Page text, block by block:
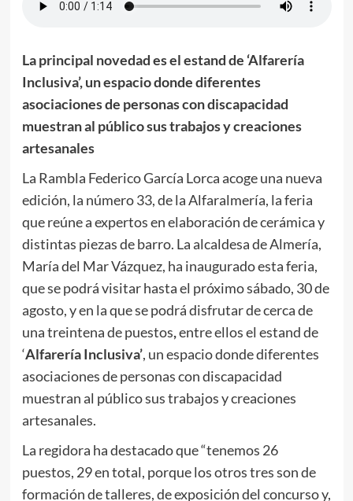
La principal novedad es el estand de ‘Alfarería
Inclusiva’, un espacio donde diferentes
asociaciones de personas con discapacidad
muestran al público sus trabajos y creaciones
artesanales
La Rambla Federico García Lorca acoge una nueva
edición, la número 33, de la Alfaralmería, la feria
que reúne a expertos en elaboración de cerámica y
distintas piezas de barro. La alcaldesa de Almería,
María del Mar Vázquez, ha inaugurado esta feria,
que se podrá visitar hasta el próximo sábado, 30 de
agosto, y en la que se podrá disfrutar de cerca de
una treintena de puestos,entre ellos el estand de
‘Alfarería Inclusiva’, un espacio donde diferentes
asociaciones de personas con discapacidad
muestran al público sus trabajos y creaciones
artesanales.
La regidora ha destacado que “tenemos 26
puestos, 29 en total, porque los otros tres son de
formación de talleres, de exposición del concurso y,